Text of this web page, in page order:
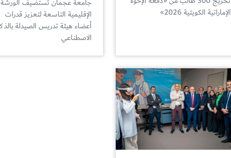
الإماراتية الكويتية 2026»
الإقليمية التاسعة لتعزيز قدرات
أعضاء هيئة تدريس الصيدلة
الاصطناعي